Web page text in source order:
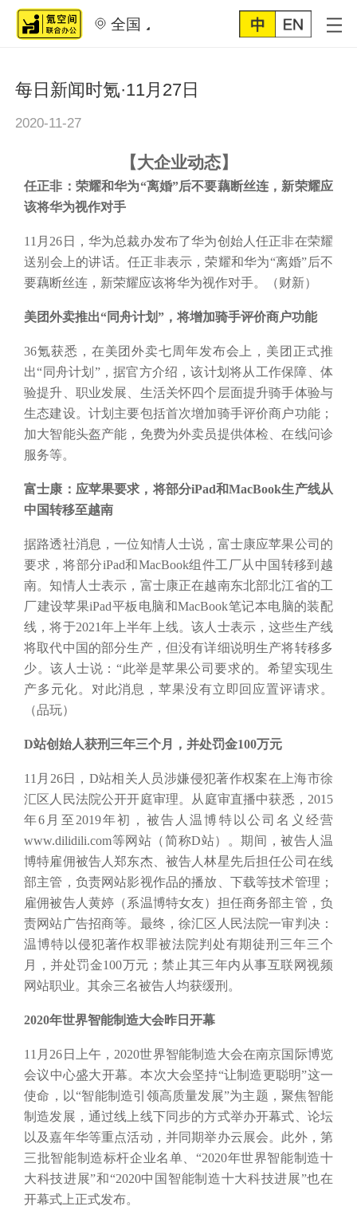
全国
每日新闻时氪·11月27日
2020-11-27
【大企业动态】
任正非：荣耀和华为“离婚”后不要藕断丝连，新荣耀应
该将华为视作对手
11月26日，华为总裁办发布了华为创始人任正非在荣耀
送别会上的讲话。任正非表示，荣耀和华为“离婚”后不
要藕断丝连，新荣耀应该将华为视作对手。（财新）
美团外卖推出“同舟计划”，将增加骑手评价商户功能
36氪获悉，在美团外卖七周年发布会上，美团正式推
出“同舟计划”，据官方介绍，该计划将从工作保障、体
验提升、职业发展、生活关怀四个层面提升骑手体验与
生态建设。计划主要包括首次增加骑手评价商户功能；
加大智能头盔产能，免费为外卖员提供体检、在线问诊
服务等。
富士康：应苹果要求，将部分iPad和MacBook生产线从
中国转移至越南
据路透社消息，一位知情人士说，富士康应苹果公司的
要求，将部分iPad和MacBook组件工厂从中国转移到越
南。知情人士表示，富士康正在越南东北部北江省的工
厂建设苹果iPad平板电脑和MacBook笔记本电脑的装配
线，将于2021年上半年上线。该人士表示，这些生产线
将取代中国的部分生产，但没有详细说明生产将转移多
少。该人士说：“此举是苹果公司要求的。希望实现生
产多元化。对此消息，苹果没有立即回应置评请求。
（品玩）
D站创始人获刑三年三个月，并处罚金100万元
11月26日，D站相关人员涉嫌侵犯著作权案在上海市徐
汇区人民法院公开开庭审理。从庭审直播中获悉，2015
年6月至2019年初，被告人温博特以公司名义经营
www.dilidili.com等网站（简称D站）。期间，被告人温
博特雇佣被告人郑东杰、被告人林星先后担任公司在线
部主管，负责网站影视作品的播放、下载等技术管理；
雇佣被告人黄婷（系温博特女友）担任商务部主管，负
责网站广告招商等。最终，徐汇区人民法院一审判决：
温博特以侵犯著作权罪被法院判处有期徒刑三年三个
月，并处罚金100万元；禁止其三年内从事互联网视频
网站职业。其余三名被告人均获缓刑。
2020年世界智能制造大会昨日开幕
11月26日上午，2020世界智能制造大会在南京国际博览
会议中心盛大开幕。本次大会坚持“让制造更聪明”这一
使命，以“智能制造引领高质量发展”为主题，聚焦智能
制造发展，通过线上线下同步的方式举办开幕式、论坛
以及嘉年华等重点活动，并同期举办云展会。此外，第
三批智能制造标杆企业名单、“2020年世界智能制造十
大科技进展”和“2020中国智能制造十大科技进展”也在
开幕式上正式发布。